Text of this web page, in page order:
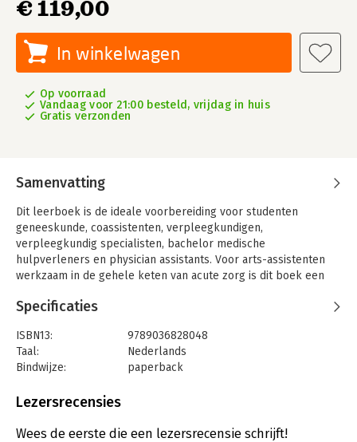
€ 119,00
In winkelwagen
Op voorraad
Vandaag voor 21:00 besteld, vrijdag in huis
Gratis verzonden
Samenvatting
Dit leerboek is de ideale voorbereiding voor studenten
geneeskunde, coassistenten, verpleegkundigen,
verpleegkundig specialisten, bachelor medische
hulpverleners en physician assistants. Voor arts-assistenten
werkzaam in de gehele keten van acute zorg is dit boek een
gestructureerde manier wordt behandeld. Het neemt je mee in
aanvullend onderzoek in hoog tempo worden doorlopen,
resulterend in een differentiële diagnose en behandelvoorstel,
en – bij acute bedreiging in de vitale functie – tegelijk gestart
geneeskundegaat uit van de (inter)nationale standaarden en
vaardigheden om de eerste opvang van de acute patiënt tot
Specificaties
ISBN13:
9789036828048
Taal:
Nederlands
Bindwijze:
paperback
Uitgever:
Verschijningsdatum:
31-1-2023
Lezersrecensies
Wees de eerste die een lezersrecensie schrijft!